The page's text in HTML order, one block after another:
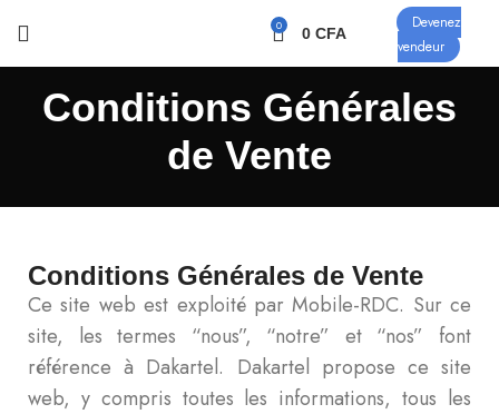
0 0 CFA
Devenez
vendeur
Conditions Générales
de Vente
Conditions Générales de Vente
Ce site web est exploité par Mobile-RDC. Sur ce
site, les termes “nous”, “notre” et “nos” font
référence à Dakartel. Dakartel propose ce site
web, y compris toutes les informations, tous les